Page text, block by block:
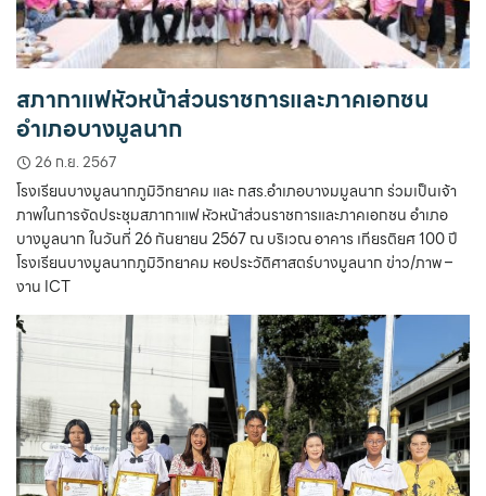
สภากาแฟหัวหน้าส่วนราชการและภาคเอกชน
อำเภอบางมูลนาก
26 ก.ย. 2567
โรงเรียนบางมูลนากภูมิวิทยาคม และ กสร.อำเภอบางมมูลนาก ร่วมเป็นเจ้า
ภาพในการจัดประชุมสภากาแฟ หัวหน้าส่วนราชการและภาคเอกชน อำเภอ
บางมูลนาก ในวันที่ 26 กันยายน 2567 ณ บริเวณ อาคาร เกียรติยศ 100 ปี
โรงเรียนบางมูลนากภูมิวิทยาคม หอประวัติศาสตร์บางมูลนาก ข่าว/ภาพ –
งาน ICT